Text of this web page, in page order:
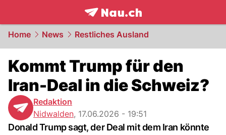
frontpage.NAU.ch
Home News Restliches Ausland
Kommt Trump für den
Iran-Deal in die Schweiz?
Redaktion
Nidwalden, 17.06.2026 - 19:51
Donald Trump sagt, der Deal mit dem Iran könnte